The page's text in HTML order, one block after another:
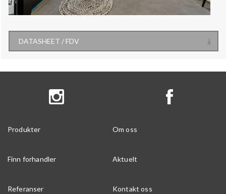
DATASHEET / FDV
Produkter Om oss
Finn forhandler Aktuelt
Referanser Kontakt oss